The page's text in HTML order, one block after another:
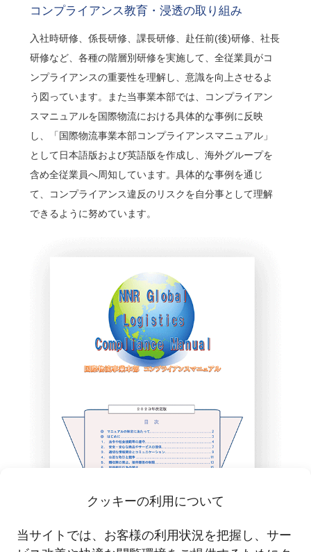
クッキーの利用について
当サイトでは、お客様の利用状況を把握し、サー
コンプライアンス教育・浸透の取り組み
入社時研修、係長研修、課長研修、赴任前(後)研修、社長
研修など、各種の階層別研修を実施して、全従業員がコ
ンプライアンスの重要性を理解し、意識を向上させるよ
う図っています。また当事業本部では、コンプライアン
スマニュアルを国際物流における具体的な事例に反映
し、「国際物流事業本部コンプライアンスマニュアル」
として日本語版および英語版を作成し、海外グループを
含め全従業員へ周知しています。具体的な事例を通じ
て、コンプライアンス違反のリスクを自分事として理解
できるように努めています。